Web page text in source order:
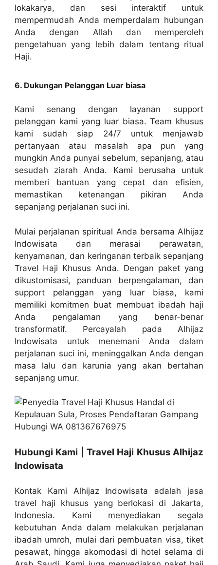
lokakarya, dan sesi interaktif untuk
mempermudah Anda memperdalam hubungan
Anda dengan Allah dan memperoleh
pengetahuan yang lebih dalam tentang ritual
Haji.
6. Dukungan Pelanggan Luar biasa
Kami senang dengan layanan support
pelanggan kami yang luar biasa. Team khusus
kami sudah siap 24/7 untuk menjawab
pertanyaan atau masalah apa pun yang
mungkin Anda punyai sebelum, sepanjang, atau
sesudah ziarah Anda. Kami berusaha untuk
memberi bantuan yang cepat dan efisien,
memastikan ketenangan pikiran Anda
sepanjang perjalanan suci ini.
Mulai perjalanan spiritual Anda bersama Alhijaz
Indowisata dan merasai perawatan,
kenyamanan, dan keringanan terbaik sepanjang
Travel Haji Khusus Anda. Dengan paket yang
dikustomisasi, panduan berpengalaman, dan
support pelanggan yang luar biasa, kami
memiliki komitmen buat membuat ibadah haji
Anda pengalaman yang benar-benar
transformatif. Percayalah pada Alhijaz
Indowisata untuk menemani Anda dalam
perjalanan suci ini, meninggalkan Anda dengan
masa lalu dan karunia yang akan bertahan
sepanjang umur.
Hubungi Kami | Travel Haji Khusus Alhijaz
Indowisata
Kontak Kami Alhijaz Indowisata adalah jasa
travel haji khusus yang berlokasi di Jakarta,
Indonesia. Kami menyediakan segala
kebutuhan Anda dalam melakukan perjalanan
ibadah umroh, mulai dari pembuatan visa, tiket
pesawat, hingga akomodasi di hotel selama di